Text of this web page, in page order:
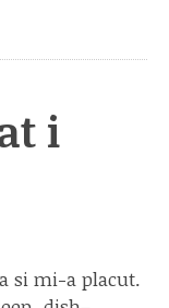
i
si mi-a placut.